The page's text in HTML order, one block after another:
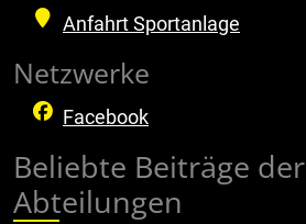
Anfahrt Sportanlage
Netzwerke
Facebook
Beliebte Beiträge der
Abteilungen